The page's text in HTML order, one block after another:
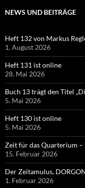
NEWS UND BEITRÄGE
Heft 132 von Markus
1. August 2026
Heft 131 ist online
28. Mai 2026
Buch 13 trägt den Titel
5. Mai 2026
Heft 130 ist online
5. Mai 2026
Zeit für das Quarterium
15. Februar 2026
Der Zeitamulus,
1. Februar 2026